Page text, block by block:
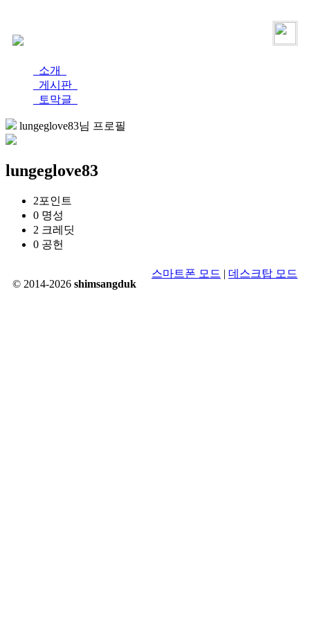
소개
게시판
토막글
lungeglove83님 프로필
lungeglove83
2포인트
0 명성
2 크레딧
0 공헌
© 2014-2026 shimsangduk
스마트폰 모드 | 데스크탑 모드